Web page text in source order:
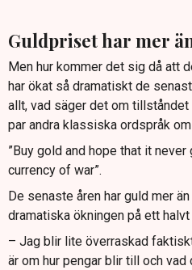
Guldpriset har mer
Men hur kommer det sig då att
har ökat så dramatiskt de
allt, vad säger det om
par andra klassiska ordspråk
”Buy gold and hope that it never
currency of war”.
De senaste åren har guld mer
dramatiska ökningen på ett
– Jag blir lite överraskad
är om hur pengar blir till och